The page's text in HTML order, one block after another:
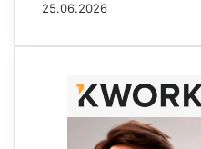
25.06.2026